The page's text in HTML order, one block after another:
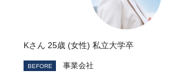
Kさん 25歳 (女性) 私立大学卒
事業会社